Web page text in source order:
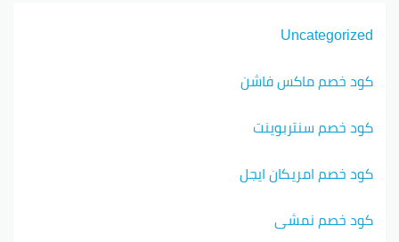
Uncategorized
كود خصم ماكس فاشن
كود خصم سنتربوينت
كود خصم امريكان ايجل
كود خصم نمشي